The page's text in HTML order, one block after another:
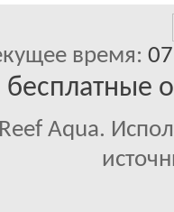
время:
бесплатные
Aqua.